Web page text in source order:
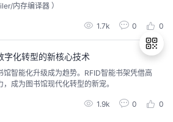
内存编译器 ）
1.7k 0 0
字化转型的新核心技术
馆智能化升级成为趋势。RFID智能书架凭借高
成为图书馆现代化转型的新宠。
1.9k 0 0